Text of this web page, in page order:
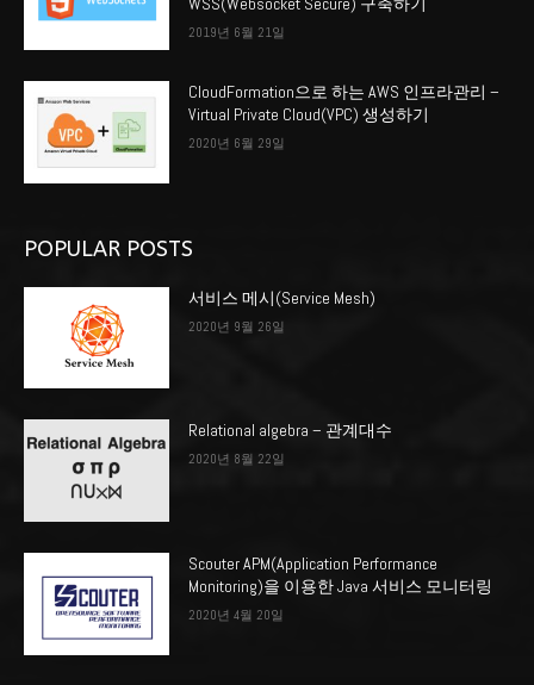
2019년 6월 21일
CloudFormation으로 하는 AWS 인프라관리 –
Virtual Private Cloud(VPC) 생성하기
2020년 6월 29일
POPULAR POSTS
서비스 메시(Service Mesh)
2020년 9월 26일
Relational algebra – 관계대수
2020년 8월 22일
Scouter APM(Application Performance
Monitoring)을 이용한 Java 서비스 모니터링
2020년 4월 20일